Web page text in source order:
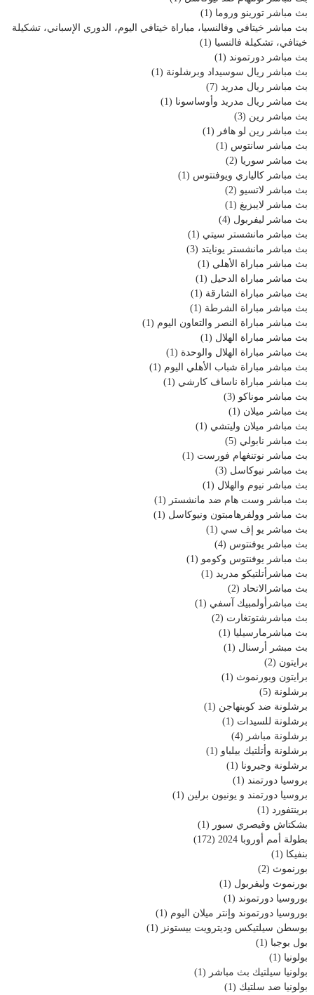
بث مباشر تورينو وروما (1)
بث مباشر خيتافي وفالنسيا، مباراة خيتافي اليوم، الدوري الإسباني، تشكيلة
خيتافي، تشكيلة فالنسيا (1)
بث مباشر دورتموند (1)
بث مباشر ريال سوسيداد وبرشلونة (1)
بث مباشر ريال مدريد (7)
بث مباشر ريال مدريد وأوساسونا (1)
بث مباشر رين (3)
بث مباشر رين لو هافر (1)
بث مباشر سانتوس (1)
بث مباشر سوريا (2)
بث مباشر كالياري ويوفنتوس (1)
بث مباشر لاتسيو (2)
بث مباشر لايبزيغ (1)
بث مباشر ليفربول (4)
بث مباشر مانشستر سيتي (1)
بث مباشر مانشستر يونايتد (3)
بث مباشر مباراة الأهلي (1)
بث مباشر مباراة الدحيل (1)
بث مباشر مباراة الشارقة (1)
بث مباشر مباراة الشرطة (1)
بث مباشر مباراة النصر والتعاون اليوم (1)
بث مباشر مباراة الهلال (1)
بث مباشر مباراة الهلال والوحدة (1)
بث مباشر مباراة شباب الأهلي اليوم (1)
بث مباشر مباراة ناساف كارشي (1)
بث مباشر موناكو (3)
بث مباشر ميلان (1)
بث مباشر ميلان وليتشي (1)
بث مباشر نابولي (5)
بث مباشر نوتنغهام فورست (1)
بث مباشر نيوكاسل (3)
بث مباشر نيوم والهلال (1)
بث مباشر وست هام ضد مانشستر (1)
بث مباشر وولفرهامبتون ونيوكاسل (1)
بث مباشر يو إف سي (1)
بث مباشر يوفنتوس (4)
بث مباشر يوفنتوس وكومو (1)
بث مباشرأتلتيكو مدريد (1)
بث مباشرالاتحاد (2)
بث مباشرأولمبيك آسفي (1)
بث مباشرشتوتغارت (2)
بث مباشرمارسيليا (1)
بث مبشر أرسنال (1)
برايتون (2)
برايتون وبورنموث (1)
برشلونة (5)
برشلونة ضد كوبنهاجن (1)
برشلونة للسيدات (1)
برشلونة مباشر (4)
برشلونة وأتلتيك بيلباو (1)
برشلونة وجيرونا (1)
بروسيا دورتمند (1)
بروسيا دورتمند و يونيون برلين (1)
برينتفورد (1)
بشكتاش وقيصري سبور (1)
بطولة أمم أوروبا 2024
(172)
بنفيكا (1)
بورنموث (2)
بورنموث وليفربول (1)
بوروسيا دورتموند (1)
بوروسيا دورتموند وإنتر ميلان اليوم (1)
بوسطن سيلتيكس وديترويت بيستونز (1)
بول بوجبا (1)
بولونيا (1)
بولونيا سيلتيك بث مباشر (1)
بولونيا ضد سلتيك (1)